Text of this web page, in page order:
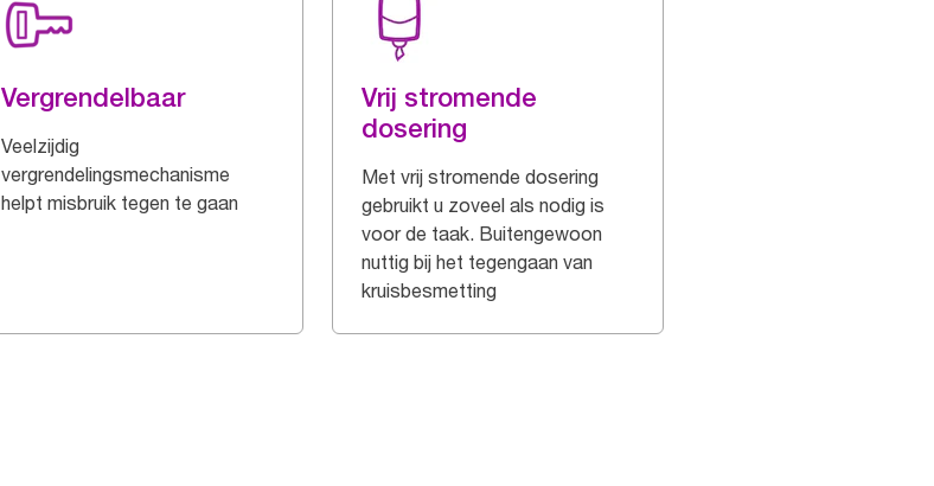
Vergrendelbaar
Veelzijdig
vergrendelingsmechanisme
helpt misbruik tegen te gaan
Vrij stromende
dosering
Met vrij stromende dosering
gebruikt u zoveel als nodig is
voor de taak. Buitengewoon
nuttig bij het tegengaan van
kruisbesmetting